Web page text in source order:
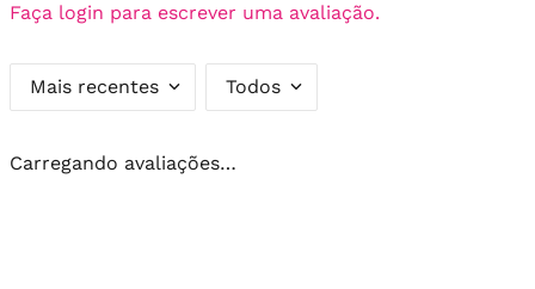
Faça login para escrever uma avaliação.
Mais recentes Todos
Carregando avaliações…